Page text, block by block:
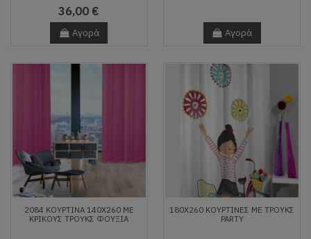
36,00 €
Αγορά Αγορά
2084 ΚΟΥΡΤΙΝΑ 140Χ260 ΜΕ
ΚΡΙΚΟΥΣ ΤΡΟΥΚΣ ΦΟΥΞΙΑ
180X260 ΚΟΥΡΤΙΝΕΣ ΜΕ ΤΡΟΥΚΣ
PARTY